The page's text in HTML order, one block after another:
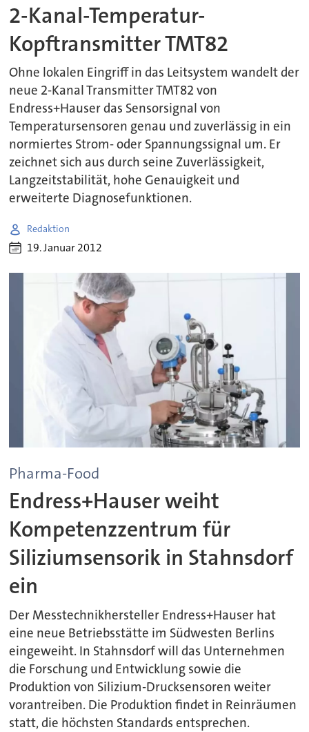
2-Kanal-Temperatur-
Kopftransmitter TMT82
Ohne lokalen Eingriff in das Leitsystem wandelt der
neue 2-Kanal Transmitter TMT82 von
Endress+Hauser das Sensorsignal von
Temperatursensoren genau und zuverlässig in ein
normiertes Strom- oder Spannungssignal um. Er
zeichnet sich aus durch seine Zuverlässigkeit,
Langzeitstabilität, hohe Genauigkeit und
erweiterte Diagnosefunktionen.
Redaktion
19. Januar 2012
Pharma-Food
Endress+Hauser weiht
Kompetenzzentrum für
Siliziumsensorik in Stahnsdorf
ein
Der Messtechnikhersteller Endress+Hauser hat
eine neue Betriebsstätte im Südwesten Berlins
eingeweiht. In Stahnsdorf will das Unternehmen
die Forschung und Entwicklung sowie die
Produktion von Silizium-Drucksensoren weiter
vorantreiben. Die Produktion findet in Reinräumen
statt, die höchsten Standards entsprechen.